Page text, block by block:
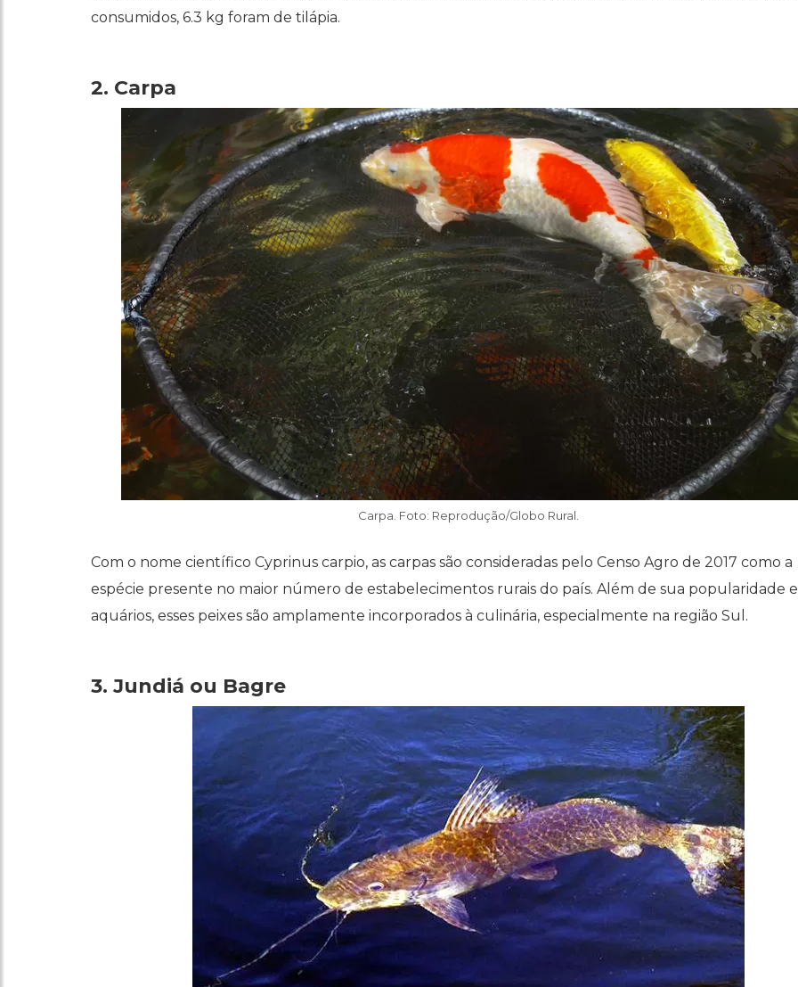
consumidos, 6.3 kg foram de tilápia.
2. Carpa
Carpa. Foto: Reprodução/Globo Rural.
Com o nome científico Cyprinus carpio, as carpas são consideradas pelo Censo Agro de 2017 como a
espécie presente no maior número de estabelecimentos rurais do país. Além de sua popularidade
aquários, esses peixes são amplamente incorporados à culinária, especialmente na região Sul.
3. Jundiá ou Bagre